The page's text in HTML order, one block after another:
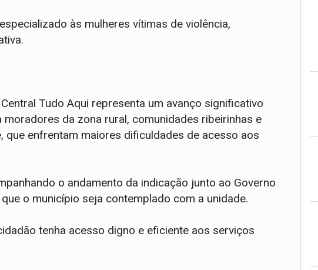
às mulheres vítimas de violência,
Tudo Aqui representa um avanço significativo
da zona rural, comunidades ribeirinhas e
que enfrentam maiores dificuldades de acesso aos
o andamento da indicação junto ao Governo
o município seja contemplado com a unidade.
tenha acesso digno e eficiente aos serviços